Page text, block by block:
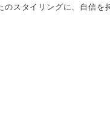
スタイリングに、自信を